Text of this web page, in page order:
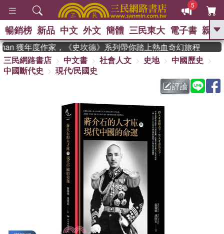
5
GO
熱搜： 東野圭吾 、 高希均教授回憶錄
、
暑期推薦 、 國際布克
方念華 、 台灣的李
登輝時代 、 數學女孩：黎曼猜想
偉大的迷走神經
暢銷榜 新品 中文 外文 簡體 三民東大 電子書 親子
獲年度作家，《史坎德》系列帶你踏上熱血奇幻旅程
三民網路書店
中文書 社會人文 史地
中國歷史
中國斷代史
現代/民國史
評論